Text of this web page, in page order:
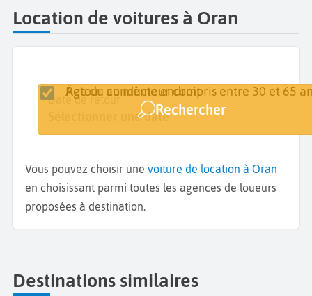
Location de voitures à Oran
Lieu de retrait
Date de retrait
Sélectionner une date
Date de retour
Sélectionner une date
Retour au même endroit
Âge du conducteur compris entre 30 et 65
Rechercher
Vous pouvez choisir une voiture de location à Oran
en choisissant parmi toutes les agences de loueurs
proposées à destination.
Destinations similaires